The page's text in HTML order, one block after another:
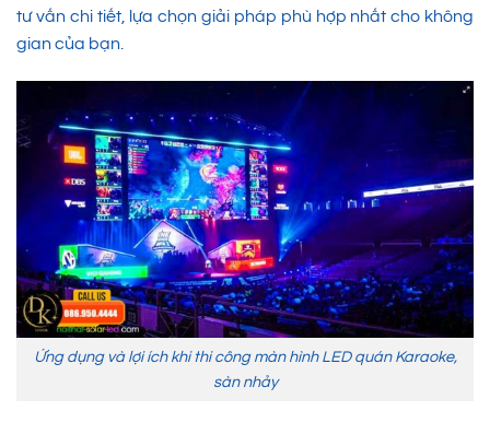
tư vấn chi tiết, lựa chọn giải pháp phù hợp nhất cho không
gian của bạn.
Ứng dụng và lợi ích khi thi công màn hình LED quán Karaoke,
sàn nhảy